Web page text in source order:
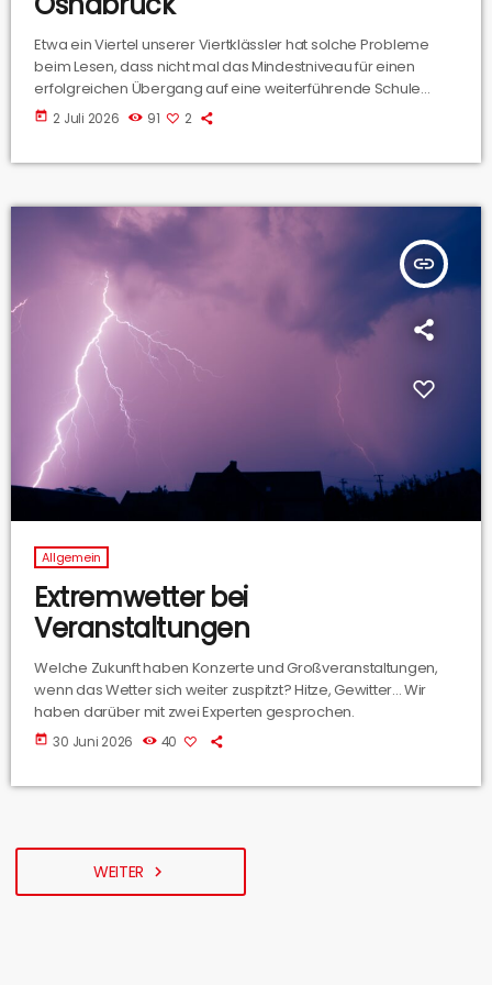
Etwa ein Viertel unserer Viertklässler hat solche Probleme
beim Lesen, dass nicht mal das Mindestniveau für einen
erfolgreichen Übergang auf eine weiterführende Schule
erreicht wird. Dabei unterstützen soll die Bildungsoffensive
today 2 Juli 2026 91 2
insert_link
Allgemein
Extremwetter bei
Veranstaltungen
Welche Zukunft haben Konzerte und Großveranstaltungen,
wenn das Wetter sich weiter zuspitzt? Hitze, Gewitter... Wir
haben darüber mit zwei Experten gesprochen.
today 30 Juni 2026 40
WEITER navigate_next